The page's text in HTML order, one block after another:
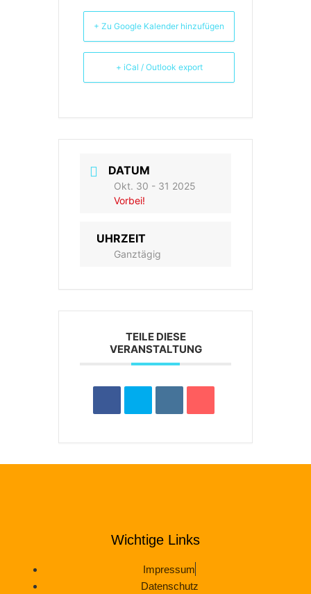
+ Zu Google Kalender hinzufügen
+ iCal / Outlook export
DATUM
Okt. 30 - 31 2025
Vorbei!
UHRZEIT
Ganztägig
TEILE DIESE
VERANSTALTUNG
Wichtige Links
Impressum
Datenschutz